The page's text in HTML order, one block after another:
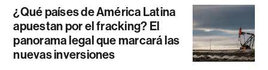
¿Qué países de América Latina
apuestan por el fracking? El
panorama legal que marcará las
nuevas inversiones